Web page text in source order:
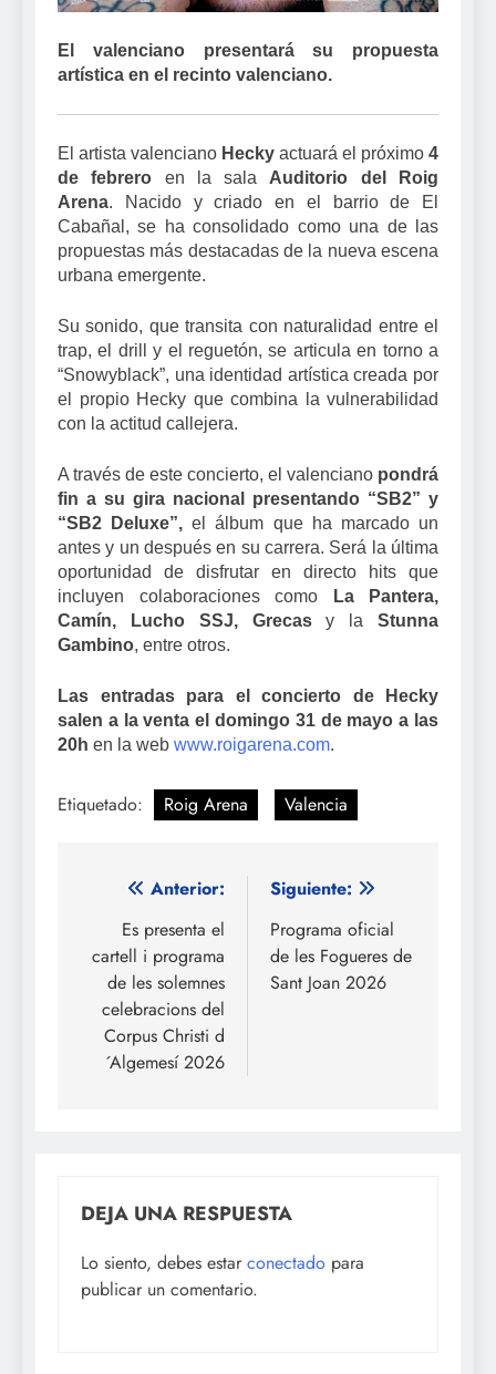
El valenciano presentará su propuesta
artística en el recinto valenciano.
El artista valenciano Hecky actuará el próximo 4
de febrero en la salaAuditorio del Roig
Arena. Nacido y criado en el barrio de El
Cabañal, se ha consolidado como una de las
propuestas más destacadas de la nueva escena
urbana emergente.
Su sonido, que transita con naturalidad entre el
trap, el drill y el reguetón, se articula en torno a
“Snowyblack”, una identidad artística creada por
el propio Hecky que combina la vulnerabilidad
con la actitud callejera.
A través de este concierto, el valenciano pondrá
fin a su gira nacional presentando “SB2” y
“SB2 Deluxe”, el álbum que ha marcado un
antes y un después en su carrera. Será la última
oportunidad de disfrutar en directo hits que
incluyen colaboraciones como
La Pantera,
Camín, Lucho SSJ, Grecasy laStunna
Gambino, entre otros.
Las entradas para el concierto de Hecky
salen a la venta el domingo 31 de mayo a las
20h en la web www.roigarena.com.
Etiquetado: Roig Arena Valencia
Navegación
entradas
Anterior:
Es presenta el
cartell i programa
de les solemnes
celebracions del
Corpus Christi d
´Algemesí 2026
Siguiente:
Programa oficial
de les Fogueres de
Sant Joan 2026
DEJA UNA RESPUESTA
Lo siento, debes estar conectado para
publicar un comentario.